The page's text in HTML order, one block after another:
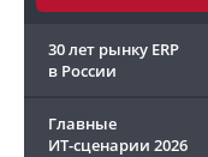
30 лет рынку ERP
в России
Главные
ИТ-сценарии 2026